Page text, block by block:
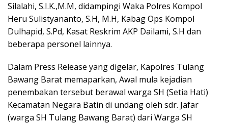
Silalahi, S.I.K.,M.M, didampingi Waka Polres Kompol
Heru Sulistyananto, S.H, M.H, Kabag Ops Kompol
Dulhapid, S.Pd, Kasat Reskrim AKP Dailami, S.H dan
beberapa personel lainnya.
Dalam Press Release yang digelar, Kapolres Tulang
Bawang Barat memaparkan, Awal mula kejadian
penembakan tersebut berawal warga SH (Setia Hati)
Kecamatan Negara Batin di undang oleh sdr. Jafar
(warga SH Tulang Bawang Barat) dari Warga SH